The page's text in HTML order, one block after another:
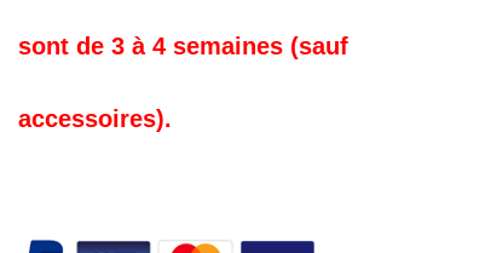
sont de 3 à 4 semaines (sauf
accessoires).